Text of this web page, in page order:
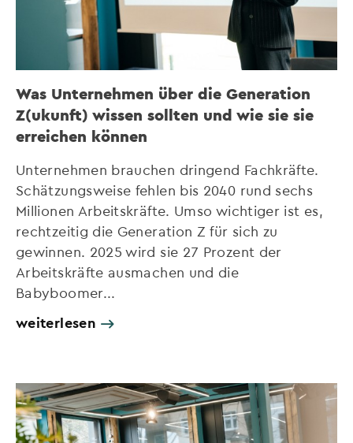
Was Unternehmen über die Generation
Z(ukunft) wissen sollten und wie sie sie
erreichen können
Unternehmen brauchen dringend Fachkräfte.
Schätzungsweise fehlen bis 2040 rund sechs
Millionen Arbeitskräfte. Umso wichtiger ist es,
rechtzeitig die Generation Z für sich zu
gewinnen. 2025 wird sie 27 Prozent der
Arbeitskräfte ausmachen und die
Babyboomer...
weiterlesen